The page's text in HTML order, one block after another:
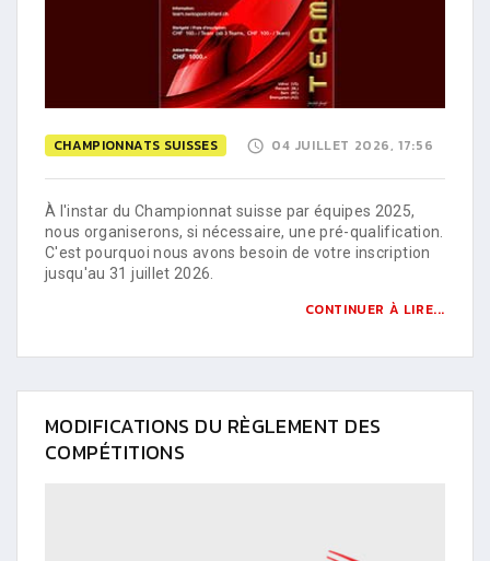
CHAMPIONNATS SUISSES 04 JUILLET 2026, 17:56
À l'instar du Championnat suisse par équipes 2025,
nous organiserons, si nécessaire, une pré-qualification.
C'est pourquoi nous avons besoin de votre inscription
jusqu'au 31 juillet 2026.
CONTINUER À LIRE...
MODIFICATIONS DU RÈGLEMENT DES
COMPÉTITIONS